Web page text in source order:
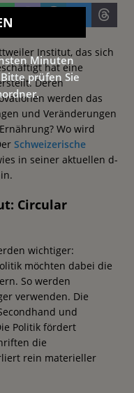
Institut, das sich
hat eine
Deren
werden das
und Veränderungen
Wo wird
Schweizerische
in seiner aktuellen d-
Circular
wichtiger:
möchten dabei die
So werden
verwenden. Die
und
Politik fördert
die
rein materieller
Minuten
prüfen Sie